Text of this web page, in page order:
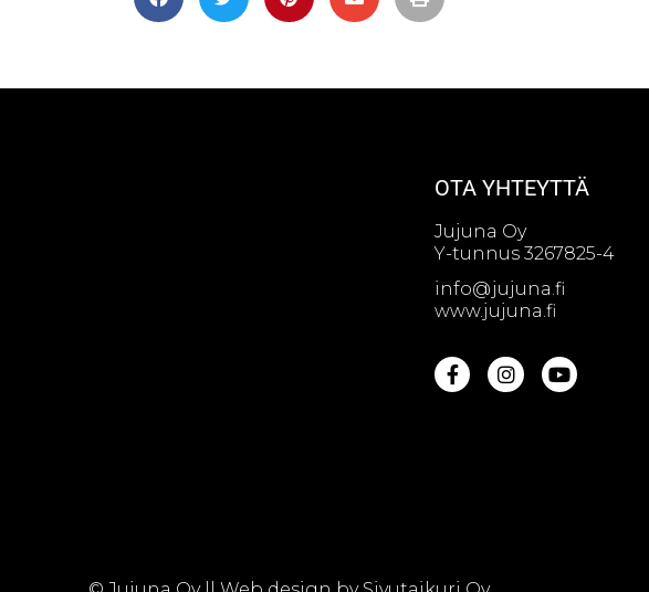
OTA YHTEYTTÄ
Jujuna Oy
Y-tunnus 3267825-4
info@jujuna.fi
www.jujuna.fi